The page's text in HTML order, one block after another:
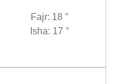
Fajr: 18 °
Isha: 17 °